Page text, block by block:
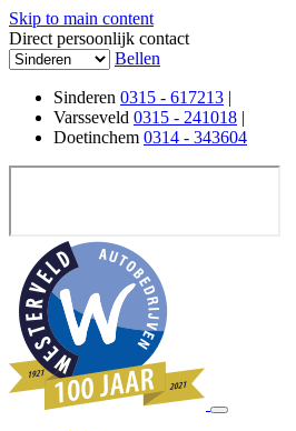
Skip to main content
Direct persoonlijk contact
Bellen
Sinderen 0315 - 617213 |
Varsseveld 0315 - 241018 |
Doetinchem 0314 - 343604